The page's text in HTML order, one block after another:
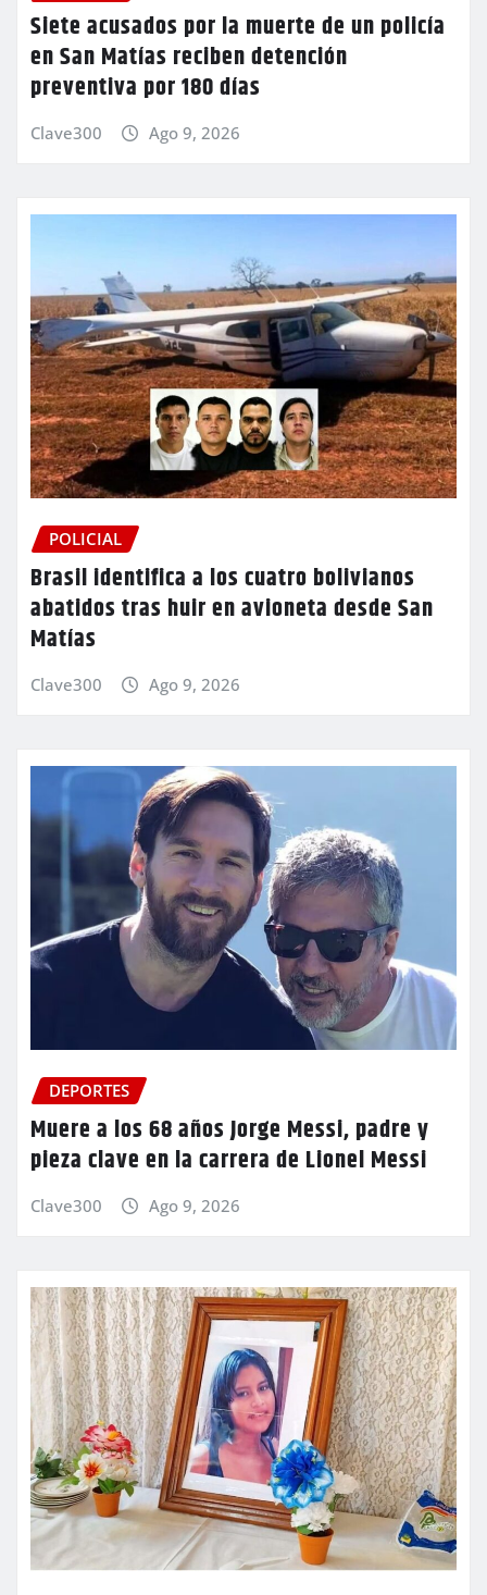
Siete acusados por la muerte de un policía
en San Matías reciben detención
preventiva por 180 días
Clave300 Ago 9, 2026
POLICIAL
Brasil identifica a los cuatro bolivianos
abatidos tras huir en avioneta desde San
Matías
Clave300 Ago 9, 2026
DEPORTES
Muere a los 68 años Jorge Messi, padre y
pieza clave en la carrera de Lionel Messi
Clave300 Ago 9, 2026